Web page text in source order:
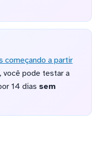
começando a partir
, você pode testar a
14 dias sem